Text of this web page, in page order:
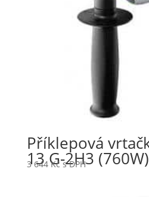
Příklepová
13 G-2H3 (760W)
3 644Kč s DPH